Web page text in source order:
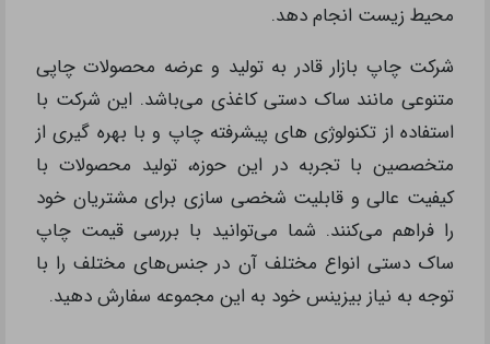
محیط زیست انجام دهد.
شرکت چاپ بازار قادر به تولید و عرضه محصولات چاپی
متنوعی مانند ساک دستی کاغذی می‌باشد. این شرکت با
استفاده از تکنولوژی های پیشرفته چاپ و با بهره گیری از
متخصصین با تجربه در این حوزه، تولید محصولات با
کیفیت عالی و قابلیت شخصی سازی برای مشتریان خود
را فراهم می‌کنند. شما می‌توانید با بررسی قیمت چاپ
ساک دستی انواع مختلف آن در جنس‌های مختلف را با
توجه به نیاز بیزینس خود به این مجموعه سفارش دهید.